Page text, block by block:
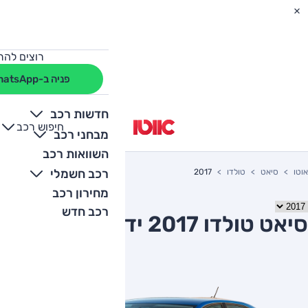
רוצים
פניה ב-WhatsApp
חדשות רכב
מבחני רכב
השוואות רכב
רכב חשמלי
מחירון רכב
רכב חדש
חיפוש רכב
+
-
אוטו סיאט טולדו 2017
סיאט טולדו 2017 יד שניה